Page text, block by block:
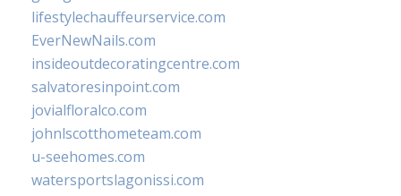
lifestylechauffeurservice.com
EverNewNails.com
insideoutdecoratingcentre.com
salvatoresinpoint.com
jovialfloralco.com
johnlscotthometeam.com
u-seehomes.com
watersportslagonissi.com